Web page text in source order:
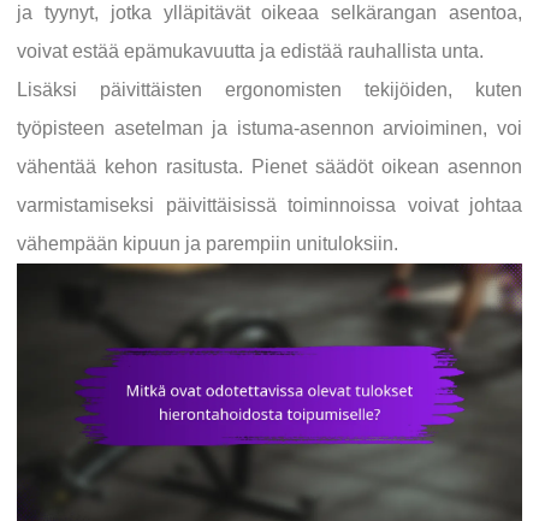
ja tyynyt, jotka ylläpitävät oikeaa selkärangan asentoa,
voivat estää epämukavuutta ja edistää rauhallista unta.
Lisäksi päivittäisten ergonomisten tekijöiden, kuten
työpisteen asetelman ja istuma-asennon arvioiminen, voi
vähentää kehon rasitusta. Pienet säädöt oikean asennon
varmistamiseksi päivittäisissä toiminnoissa voivat johtaa
vähempään kipuun ja parempiin unituloksiin.